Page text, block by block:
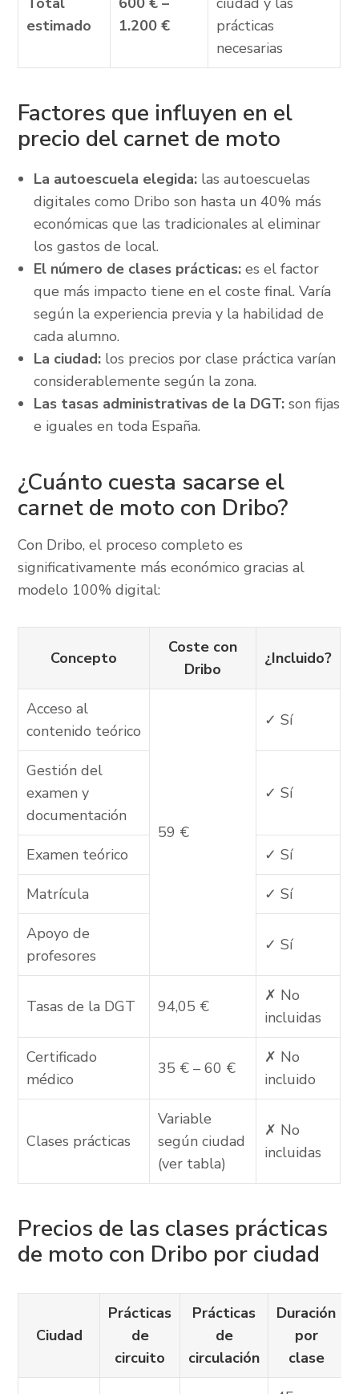
estimado
1.200 €
prácticas
necesarias
Factores que influyen en el
precio del carnet de moto
La autoescuela elegida: las autoescuelas
digitales como Dribo son hasta un 40% más
económicas que las tradicionales al eliminar
los gastos de local.
El número de clases prácticas: es el factor
que más impacto tiene en el coste final. Varía
según la experiencia previa y la habilidad de
cada alumno.
La ciudad: los precios por clase práctica varían
considerablemente según la zona.
Las tasas administrativas de la DGT: son fijas
e iguales en toda España.
¿Cuánto cuesta sacarse el
carnet de moto con Dribo?
Con Dribo, el proceso completo es
significativamente más económico gracias al
modelo 100% digital:
Concepto
Coste con
Dribo
¿Incluido?
Acceso al
contenido teórico
59 €
✓ Sí
Gestión del
examen y
documentación
✓ Sí
Examen teórico ✓ Sí
Matrícula ✓ Sí
Apoyo de
profesores
✓ Sí
Tasas de la DGT 94,05 €
✗ No
incluidas
Certificado
médico
35 € – 60 €
✗ No
incluido
Clases prácticas
Variable
según ciudad
(ver tabla)
✗ No
incluidas
Precios de las clases prácticas
de moto con Dribo por ciudad
Ciudad
Prácticas
de
circuito
Prácticas
de
circulación
Duración
por
clase